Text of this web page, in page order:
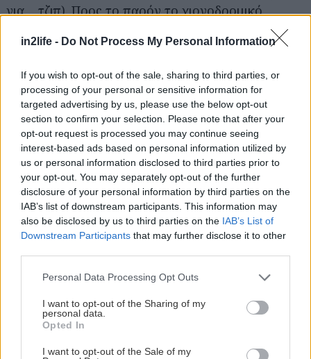
in2life - Do Not Process My Personal Information
If you wish to opt-out of the sale, sharing to third parties, or
processing of your personal or sensitive information for
targeted advertising by us, please use the below opt-out
section to confirm your selection. Please note that after your
opt-out request is processed you may continue seeing
interest-based ads based on personal information utilized by
us or personal information disclosed to third parties prior to
your opt-out. You may separately opt-out of the further
disclosure of your personal information by third parties on the
IAB’s list of downstream participants. This information may
also be disclosed by us to third parties on the IAB’s List of
Downstream Participants that may further disclose it to other
Please note that this website/app uses one or more Google
not limited to your visit or usage behaviour. You may click to
grant or deny consent to Google and its third-party tags to
use your data for below specified purposes in below Google
consent section.
Personal Data Processing Opt Outs
I want to opt-out of the Sharing of my
personal data.
Opted In
I want to opt-out of the Sale of my
για… τζιπ). Προς το παρόν το χιονοδρομικό
πληροφορίες στο 2510 – 231067.
Που θα μείνετε
Αν σκέφτεστε να μείνετε στην περιοχή…ξεχάστε
τις πολυτέλειες . Στην Ελευθερούπολη θα βρείτε
το ξενοδοχείο”Ποσειδών”(τηλ. 25920 21121) και
Δασικό Χωριό”(τηλ. 25920 23533). Αν και
περιτριγυρίζονται από την άγρια βουνίσια φύση-
πράγμα που μάλλον αποτελεί το βασικό θέλγητρο
για την επίσκεψή σας στο Παγγαίο,τα ”αστέρια”
τους δεν υπόσχονται κανενός είδους άνεση.
Πέντε ορειβατικά καταφύγιαυπάρχουν σήμερα
το Παγγαίο,τα οποία αν και επίσης κάθε άλλο